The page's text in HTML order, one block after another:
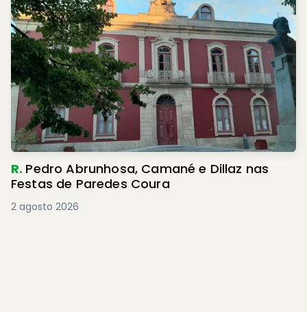
R. Pedro Abrunhosa, Camané e Dillaz nas
Festas de Paredes Coura
2 agosto 2026